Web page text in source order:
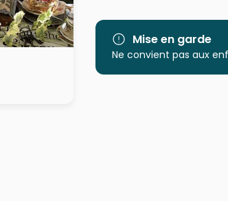
Catégorie
Age
Mise en garde
Ne convient pas aux